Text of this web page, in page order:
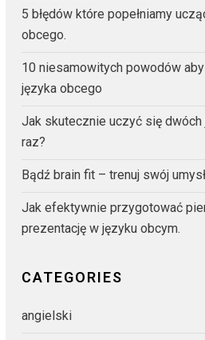
5 błędów które popełniamy
obcego.
10 niesamowitych powodów
języka obcego
Jak skutecznie uczyć się dwóch
raz?
Bądź brain fit – trenuj swój
Jak efektywnie przygotować
prezentację w języku obcym.
CATEGORIES
angielski